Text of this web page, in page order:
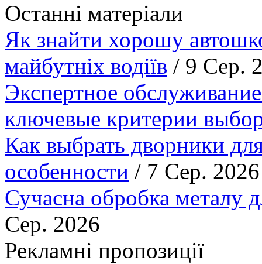
Останні матеріали
Як знайти хорошу
майбутніх водіїв / 9 Сер.
Экспертное
ключевые критерии
Как выбрать дворники
особенности / 7 Сер. 2026
Сучасна обробка металу
Сер. 2026
Рекламні пропозиції